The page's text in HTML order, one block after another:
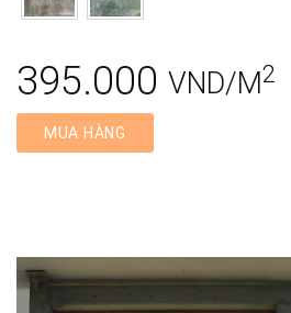
395.000 VND/M2
MUA HÀNG